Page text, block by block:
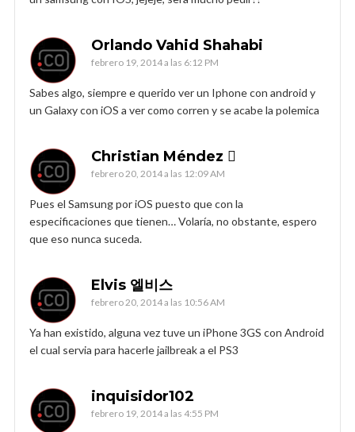
Orlando Vahid Shahabi
febrero 19, 2014 a las 6:12 PM
Sabes algo, siempre e querido ver un Iphone con android y
un Galaxy con iOS a ver como corren y se acabe la polemica
Christian Méndez 
febrero 20, 2014 a las 12:09 AM
Pues el Samsung por iOS puesto que con la
especificaciones que tienen… Volaría, no obstante, espero
que eso nunca suceda.
Elvis 엘비스
febrero 20, 2014 a las 10:56 AM
Ya han existido, alguna vez tuve un iPhone 3GS con Android
el cual servia para hacerle jailbreak a el PS3
inquisidor102
febrero 19, 2014 a las 4:55 PM